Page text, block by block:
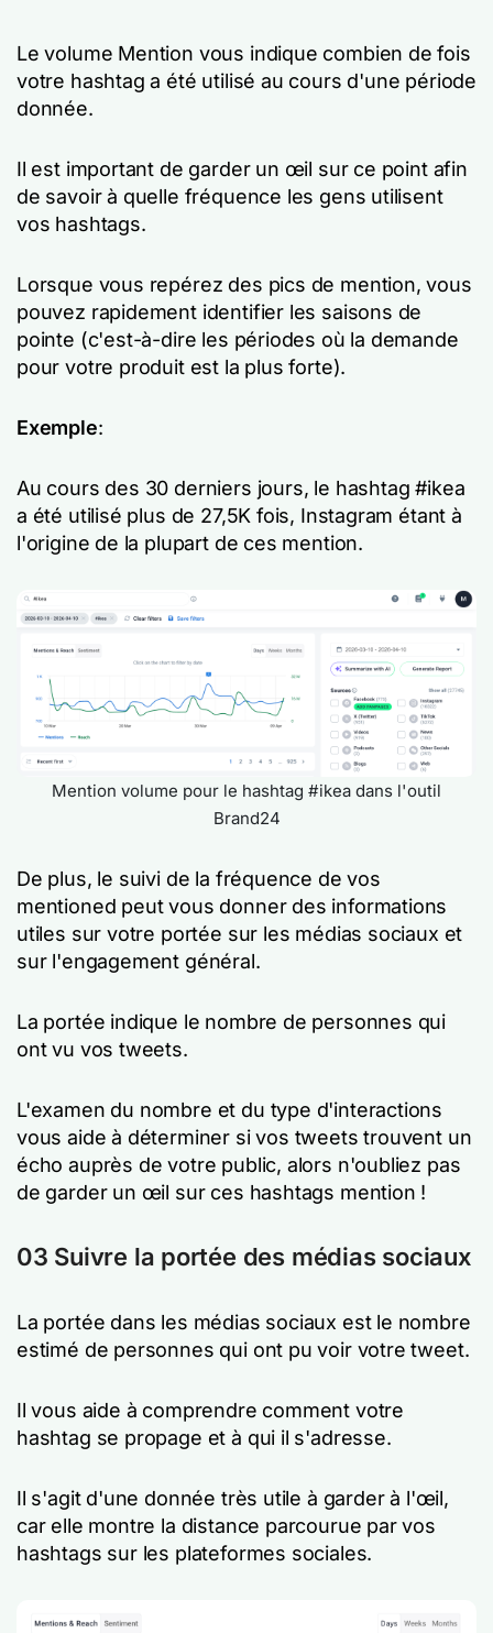
Le volume Mention vous indique combien de fois
votre hashtag a été utilisé au cours d'une période
donnée.
Il est important de garder un œil sur ce point afin
de savoir à quelle fréquence les gens utilisent
vos hashtags.
Lorsque vous repérez des pics de mention, vous
pouvez rapidement identifier les saisons de
pointe (c'est-à-dire les périodes où la demande
pour votre produit est la plus forte).
Exemple:
Au cours des 30 derniers jours, le hashtag #ikea
a été utilisé plus de 27,5K fois, Instagram étant à
l'origine de la plupart de ces mention.
Mention volume pour le hashtag #ikea dans l'outil
Brand24
De plus, le suivi de la fréquence de vos
mentioned peut vous donner des informations
utiles sur votre portée sur les médias sociaux et
sur l'engagement général.
La portée indique le nombre de personnes qui
ont vu vos tweets.
L'examen du nombre et du type d'interactions
vous aide à déterminer si vos tweets trouvent un
écho auprès de votre public, alors n'oubliez pas
de garder un œil sur ces hashtags mention !
03 Suivre la portée des médias sociaux
La portée dans les médias sociaux est le nombre
estimé de personnes qui ont pu voir votre tweet.
Il vous aide à comprendre comment votre
hashtag se propage et à qui il s'adresse.
Il s'agit d'une donnée très utile à garder à l'œil,
car elle montre la distance parcourue par vos
hashtags sur les plateformes sociales.